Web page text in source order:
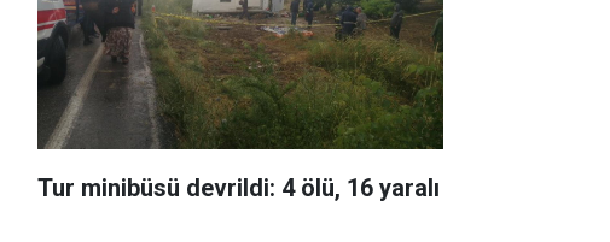
Tur minibüsü devrildi: 4 ölü, 16 yaralı